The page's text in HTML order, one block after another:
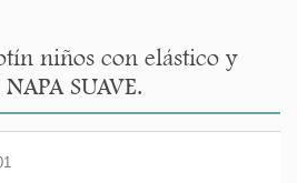
niños con elástico y
SUAVE.